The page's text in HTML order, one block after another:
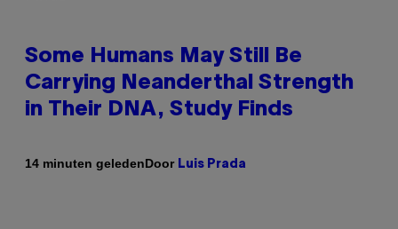
Some Humans May Still Be
Carrying Neanderthal Strength
in Their DNA, Study Finds
14 minuten geledenDoor Luis Prada